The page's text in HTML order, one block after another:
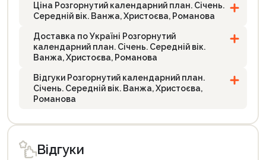
Ціна Розгорнутий календарний план. Січень.
Середній вік. Ванжа, Христоєва, Романова
Доставка по Україні Розгорнутий
календарний план. Січень. Середній вік.
Ванжа, Христоєва, Романова
Відгуки Розгорнутий календарний план.
Січень. Середній вік. Ванжа, Христоєва,
Романова
Відгуки